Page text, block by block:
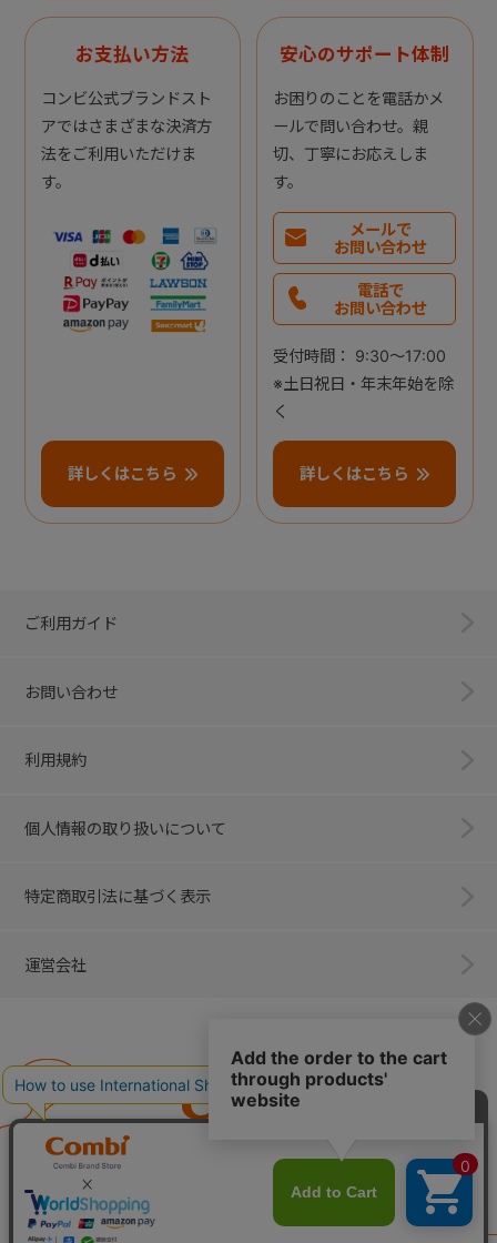
お支払い方法
コンビ公式ブランドスト
アではさまざまな決済方
法をご利用いただけま
す。
詳しくはこちら
安心のサポート体制
お困りのことを電話かメ
ールで問い合わせ。親
切、丁寧にお応えしま
す。
メールで
お問い合わせ
電話で
お問い合わせ
受付時間： 9:30～17:00
※土日祝日・年末年始を除
く
詳しくはこちら
ご利用ガイド
お問い合わせ
利用規約
個人情報の取り扱いについて
特定商取引法に基づく表示
運営会社
子育てに、イノベーションを。
ベビー用品のコンビ株式会社